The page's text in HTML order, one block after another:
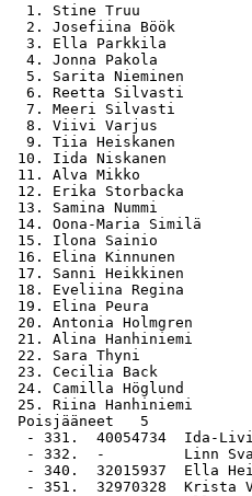
1. Stine Truu
2. Josefiina Böök
3. Ella Parkkila
4. Jonna Pakola
5. Sarita Nieminen
6. Reetta Silvasti
7. Meeri Silvasti
8. Viivi Varjus
9. Tiia Heiskanen
10. Iida Niskanen
11. Alva Mikko
12. Erika Storbacka
13. Samina Nummi
14. Oona-Maria Similä
15. Ilona Sainio
16. Elina Kinnunen
17. Sanni Heikkinen
18. Eveliina Regina
19. Elina Peura
20. Antonia Holmgren
21. Alina Hanhiniemi
22. Sara Thyni
23. Cecilia Back
24. Camilla Höglund
25. Riina Hanhiniemi
Poisjääneet   5
- 331.  40054734  Ida-
- 332.  -         Linn
- 340.  32015937  Ella
- 351.  32970328  Krista